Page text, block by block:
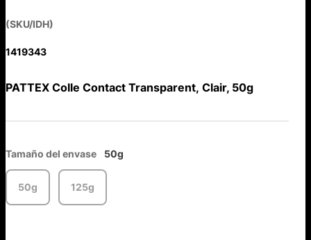
(SKU/IDH)
1419343
PATTEX Colle Contact Transparent, Clair, 50g
Tamaño del envase 50g
50g 125g